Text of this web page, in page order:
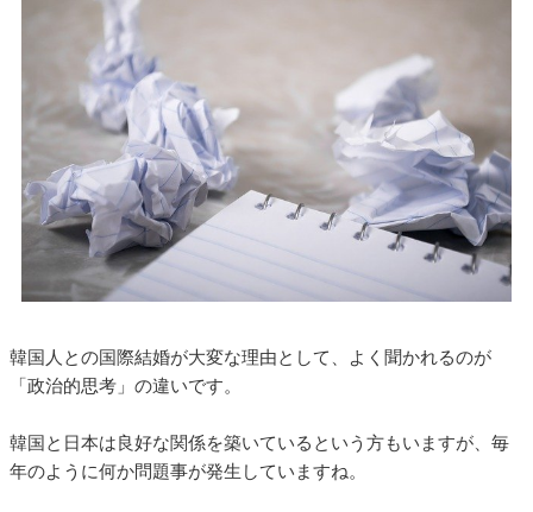
韓国人との国際結婚が大変な理由として、よく聞かれるのが
「政治的思考」の違いです。
韓国と日本は良好な関係を築いているという方もいますが、毎
年のように何か問題事が発生していますね。